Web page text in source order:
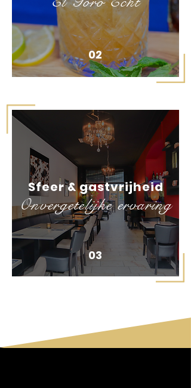
02
03
Onvergetelijke ervaring
Sfeer & gastvrijheid